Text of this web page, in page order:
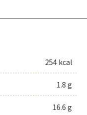
254 kcal
1.8 g
16.6 g